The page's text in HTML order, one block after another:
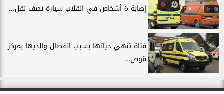
إصابة 6 أشخاص في انقلاب سيارة نصف نقل...
فتاة تنهي حياتها بسبب انفصال والديها بمركز
قوص...